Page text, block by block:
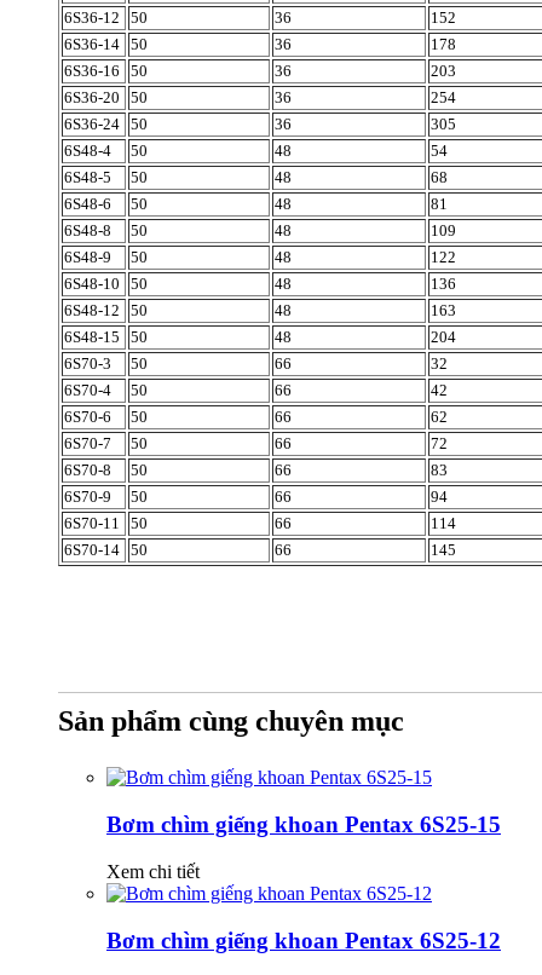
6S36-12
50 36
152
6S36-14
50 36
178
6S36-16
50 36
203
6S36-20
50 36
254
6S36-24
50 36
305
6S48-4
50 48
54
6S48-5
50 48
68
6S48-6
50 48
81
6S48-8
50 48
109
6S48-9
50 48
122
6S48-10
50 48
136
6S48-12
50 48
163
6S48-15
50 48
204
6S70-3
50 66
32
6S70-4
50 66
42
6S70-6
50 66
62
6S70-7
50 66
72
6S70-8
50 66
83
6S70-9
50 66
94
6S70-11
50 66
114
6S70-14
50 66 145
Sản phẩm cùng chuyên mục
Bơm chìm giếng khoan Pentax 6S25-15
Xem chi tiết
Bơm chìm giếng khoan Pentax 6S25-12